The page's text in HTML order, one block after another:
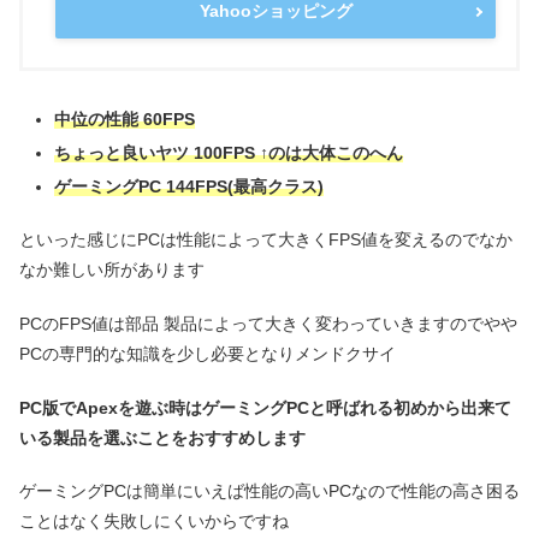
Yahooショッピング
中位の性能 60FPS
ちょっと良いヤツ 100FPS ↑のは大体このへん
ゲーミングPC 144FPS(最高クラス)
といった感じにPCは性能によって大きくFPS値を変えるのでなか
なか難しい所があります
PCのFPS値は部品 製品によって大きく変わっていきますのでやや
PCの専門的な知識を少し必要となりメンドクサイ
PC版でApexを遊ぶ時はゲーミングPCと呼ばれる初めから出来て
いる製品を選ぶことをおすすめします
ゲーミングPCは簡単にいえば性能の高いPCなので性能の高さ困る
ことはなく失敗しにくいからですね